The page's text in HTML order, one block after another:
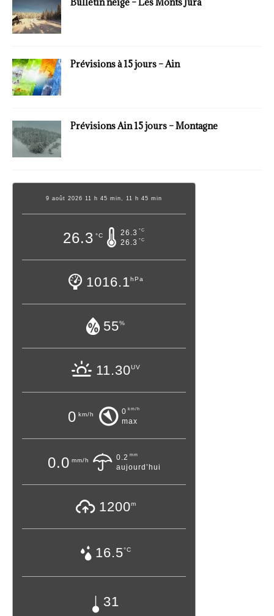
Bulletin neige – Les Monts Jura
Prévisions à 15 jours – Ain
Prévisions Ain 15 jours – Montagne
9 août 2026 11 h 45 min, 11 h 45 min
26.3 °C 26.3 °C
26.3 °C
1016.1hPa
55%
11.30UV
0 km/h 0 km/h
max
0.0 mm/h 0.2 mm
aujourd’hui
1200m
16.5°C
31